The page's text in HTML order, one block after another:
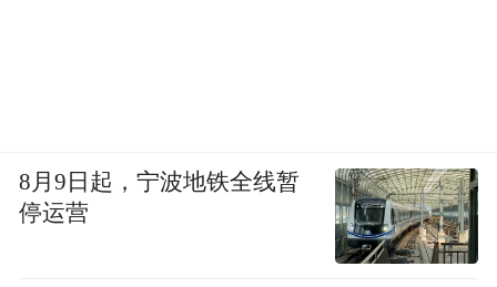
8月9日起，宁波地铁全线暂
停运营